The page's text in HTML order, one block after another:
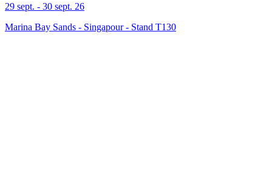
29 sept. - 30 sept. 26
Marina Bay Sands - Singapour- Stand T130